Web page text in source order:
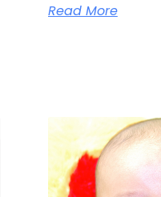
Read More